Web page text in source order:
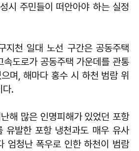
시 주민들이 떠안아야 하는 실정
지천 일대 노선 구간은 공동주택
속도로가 공동주택 가운데를 관통
며, 해마다 홍수 시 하천 범람 위
다.
해 많은 인명피해가 있었던 포항
유발한 포항 냉천과도 매우 유사
엄청난 폭우로 인한 하천이 범람